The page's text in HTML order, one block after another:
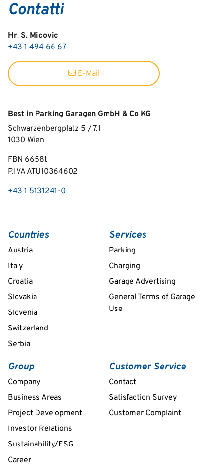
Contatti
Hr. S. Micovic
+43 1 494 66 67
E-Mail
Best in Parking Garagen GmbH & Co KG
Schwarzenbergplatz 5 / 7.1
1030 Wien
FBN 6658t
P.IVA ATU10364602
+43 1 5131241-0
Countries
Austria
Italy
Croatia
Slovakia
Slovenia
Switzerland
Serbia
Services
Parking
Charging
Garage Advertising
General Terms of Garage
Use
Group
Company
Business Areas
Project Development
Investor Relations
Sustainability/ESG
Career
Customer Service
Contact
Satisfaction Survey
Customer Complaint